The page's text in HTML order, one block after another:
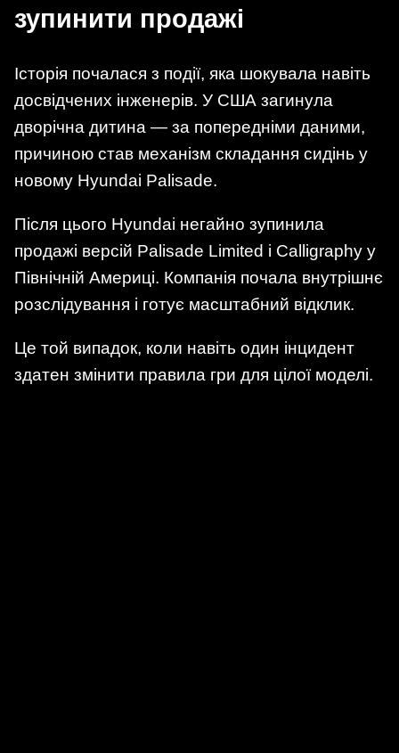
зупинити продажі
Історія почалася з події, яка шокувала навіть
досвідчених інженерів. У США загинула
дворічна дитина — за попередніми даними,
причиною став механізм складання сидінь у
новому Hyundai Palisade.
Після цього Hyundai негайно зупинила
продажі версій Palisade Limited і Calligraphy у
Північній Америці. Компанія почала внутрішнє
розслідування і готує масштабний відклик.
Це той випадок, коли навіть один інцидент
здатен змінити правила гри для цілої моделі.